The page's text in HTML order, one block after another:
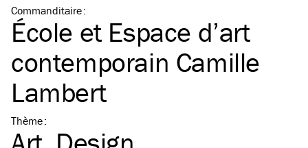
Commanditaire:
École et Espace d’art
contemporain Camille
Lambert
Thème: